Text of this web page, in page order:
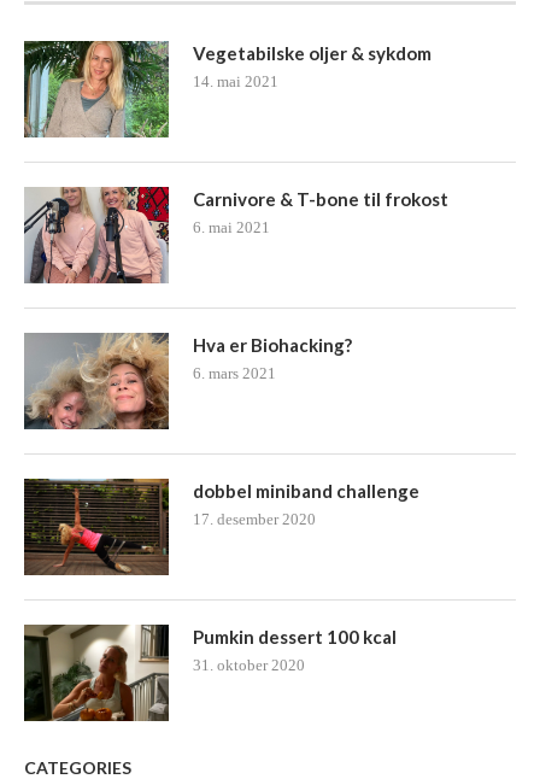
Vegetabilske oljer & sykdom
14. mai 2021
Carnivore & T-bone til frokost
6. mai 2021
Hva er Biohacking?
6. mars 2021
dobbel miniband challenge
17. desember 2020
Pumkin dessert 100 kcal
31. oktober 2020
CATEGORIES